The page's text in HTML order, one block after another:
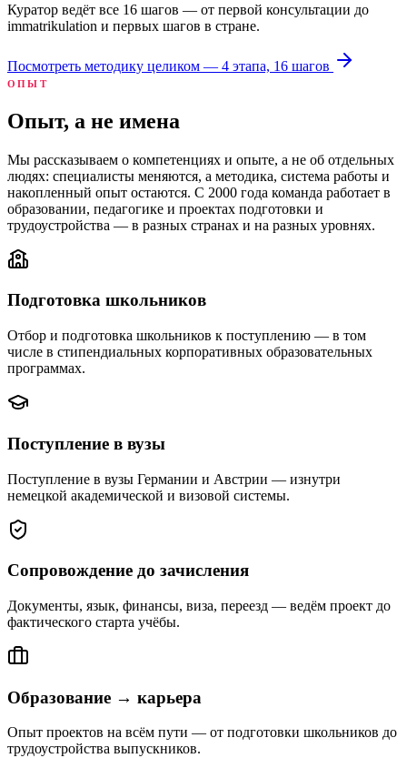
Куратор ведёт все 16 шагов — от первой консультации до
immatrikulation и первых шагов в стране.
Посмотреть методику целиком — 4 этапа, 16 шагов
ОПЫТ
Опыт, а не имена
Мы рассказываем о компетенциях и опыте, а не об отдельных
людях: специалисты меняются, а методика, система работы и
накопленный опыт остаются. С 2000 года команда работает в
образовании, педагогике и проектах подготовки и
трудоустройства — в разных странах и на разных уровнях.
Подготовка школьников
Отбор и подготовка школьников к поступлению — в том
числе в стипендиальных корпоративных образовательных
программах.
Поступление в вузы
Поступление в вузы Германии и Австрии — изнутри
немецкой академической и визовой системы.
Сопровождение до зачисления
Документы, язык, финансы, виза, переезд — ведём проект до
фактического старта учёбы.
Образование → карьера
Опыт проектов на всём пути — от подготовки школьников до
трудоустройства выпускников.